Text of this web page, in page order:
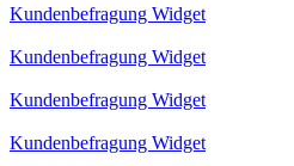
Kundenbefragung Widget
Kundenbefragung Widget
Kundenbefragung Widget
Kundenbefragung Widget